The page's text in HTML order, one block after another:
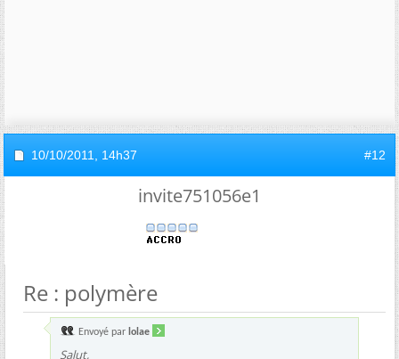
10/10/2011, 14h37 #12
invite751056e1
Re : polymère
Envoyé par lolae
Salut,